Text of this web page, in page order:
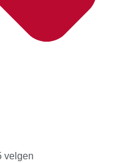
velgen